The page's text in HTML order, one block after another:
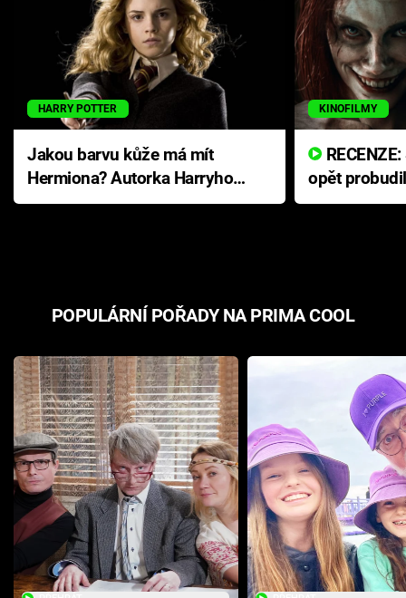
HARRY POTTER
Jakou barvu kůže má mít
Hermiona? Autorka Harryho
Pottera přišla s ráznou
KINOFILMY
opět
přichází s
POPULÁRNÍ POŘADY NA PRIMA COOL